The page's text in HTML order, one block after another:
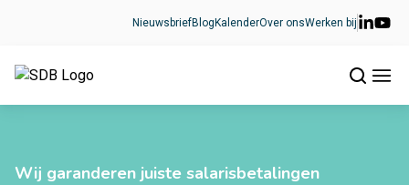
NieuwsbriefBlog KalenderOver onsWerken bij
Wij garanderen juiste salarisbetalingen